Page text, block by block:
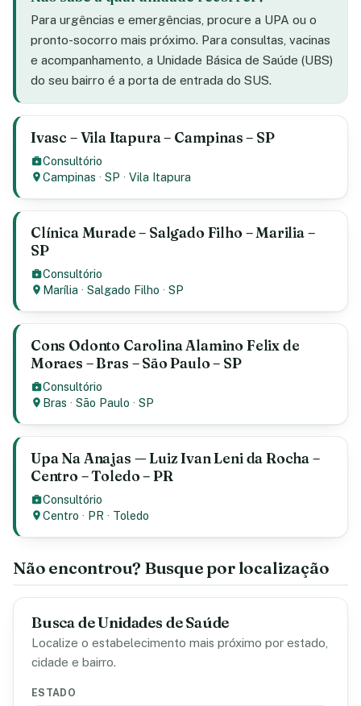
Para urgências e emergências, procure a UPA ou o
pronto-socorro mais próximo. Para consultas, vacinas
e acompanhamento, a Unidade Básica de Saúde (UBS)
do seu bairro é a porta de entrada do SUS.
Ivasc – Vila Itapura – Campinas – SP
Consultório
Campinas ·SP ·Vila Itapura
Clínica Murade – Salgado Filho – Marilia –
SP
Consultório
Marília ·Salgado Filho ·SP
Cons Odonto Carolina Alamino Felix de
Moraes – Bras – São Paulo – SP
Consultório
Bras ·São Paulo ·SP
Upa Na Anajas — Luiz Ivan Leni da Rocha –
Centro – Toledo – PR
Consultório
Centro · PR · Toledo
Não encontrou? Busque por localização
Busca de Unidades de Saúde
Localize o estabelecimento mais próximo por estado,
cidade e bairro.
ESTADO